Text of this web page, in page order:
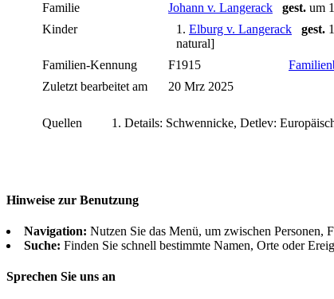
Familie Johann v. Langerack gest. um
Kinder
1. Elburg v. Langerack gest.
natural]
Familien-Kennung
F1915
Zuletzt bearbeitet am
20 Mrz 2025
Quellen Details: Schwennicke, Detlev:
Hinweise zur Benutzung
Navigation: Nutzen Sie das Menü, um zwischen Personen,
Suche: Finden Sie schnell bestimmte Namen, Orte oder
Sprechen Sie uns an